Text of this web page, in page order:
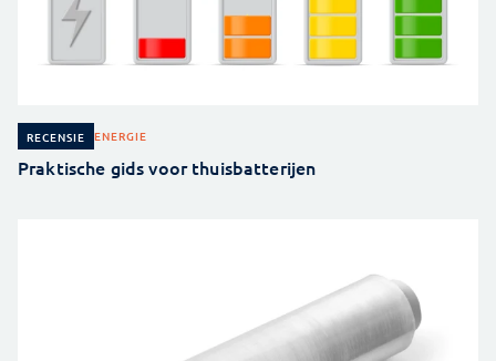
RECENSIE ENERGIE
Praktische gids voor thuisbatterijen